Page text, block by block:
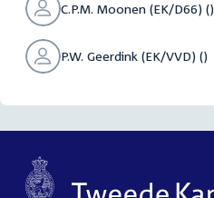
C.P.M. Moonen (EK/D66) ()
P.W. Geerdink (EK/VVD) ()